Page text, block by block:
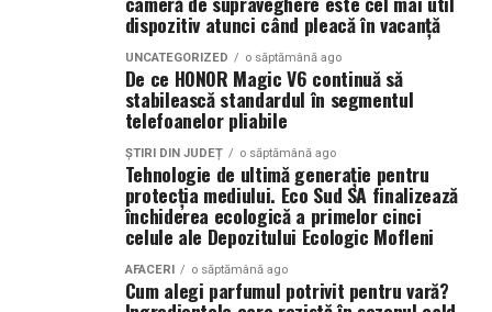
Shopping City Ploiești, pe 18 februarie,de la 18:30, la
Paul Decu
alături de actoriiIoana State, Vlad și Oana Gherman,
Azaleea Necula și Gabriel Vatavu.
O comedie actuală și spumoasă, filmul„În pielea
este distribuit de T.R.I.B.E. Films.
https://bit.ly/InPieleaMea
inpieleamea.ro
Mai multe detalii, imagini de la filmări, fragmente din
jucării, pentru că e mai rezistentă și mai ușor de
întreținut), are un aer mai „de decor”, mai matur. Nu în
sensul rece, nu ca un obiect care nu trebuie atins, ci ca
un cadou care se potrivește într-o cameră aranjată cu
grijă. Te vezi lăsându-l lângă perne, într-un colț, și
totuși îl iei în brațe când ești obosit. Doar că senzația e
Catifeaua nu te gâdilă. Nu are părul acela care îți face
dens, mai uniform. Uneori, când e de calitate bună, pare
dispozitiv atunci când pleacă în vacanță
UNCATEGORIZED o săptămână ago
De ce HONOR Magic V6 continuă să
stabilească standardul în segmentul
telefoanelor pliabile
ȘTIRI DIN JUDEȚ o săptămână ago
Tehnologie de ultimă generație pentru
protecția mediului. Eco Sud SA finalizează
închiderea ecologică a primelor cinci
celule ale Depozitului Ecologic Mofleni
AFACERI o săptămână ago
Cum alegi parfumul potrivit pentru vară?